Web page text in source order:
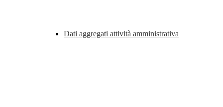
Dati aggregati attività amministrativa